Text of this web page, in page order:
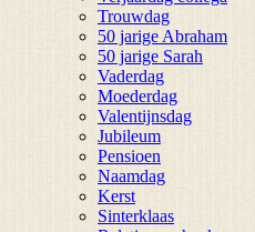
Trouwdag
50 jarige Abraham
50 jarige Sarah
Vaderdag
Moederdag
Valentijnsdag
Jubileum
Pensioen
Naamdag
Kerst
Sinterklaas